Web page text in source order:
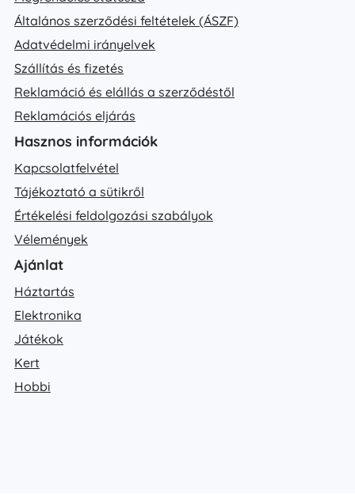
Általános szerződési feltételek (ÁSZF)
Adatvédelmi irányelvek
Szállítás és fizetés
Reklamáció és elállás a szerződéstől
Reklamációs eljárás
Hasznos információk
Kapcsolatfelvétel
Tájékoztató a sütikről
Értékelési feldolgozási szabályok
Vélemények
Ajánlat
Háztartás
Elektronika
Játékok
Kert
Hobbi